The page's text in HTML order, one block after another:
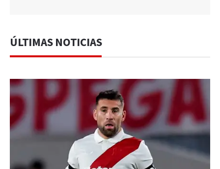
ÚLTIMAS NOTICIAS